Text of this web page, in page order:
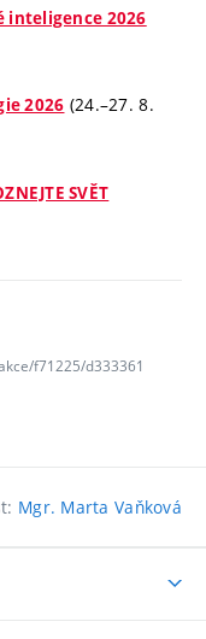
inteligence 2026
2026 (24.–27. 8.
SVĚT
f71225/d333361
Mgr. Marta Vaňková